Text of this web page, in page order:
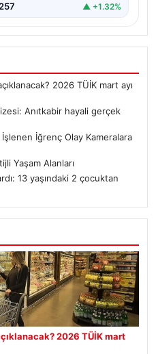
▲ +1.32%
2026 TÜİK mart ayı
Anıtkabir hayali gerçek
İğrenç Olay Kameralara
Yaşam Alanları
13 yaşındaki 2 çocuktan
2026 TÜİK mart